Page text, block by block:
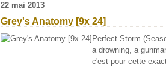
22 mai 2013
Grey's Anatomy [9x 24]
Perfect Storm
a drowning, a
c'est pour cette